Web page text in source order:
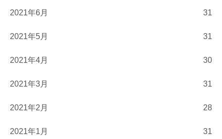
2021年6月 31
2021年5月 31
2021年4月 30
2021年3月 31
2021年2月 28
2021年1月 31